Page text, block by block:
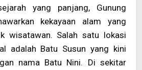
yang panjang, Gunung
kekayaan alam yang
wisatawan. Salah satu lokasi
adalah Batu Susun yang kini
nama Batu Nini. Di sekitar